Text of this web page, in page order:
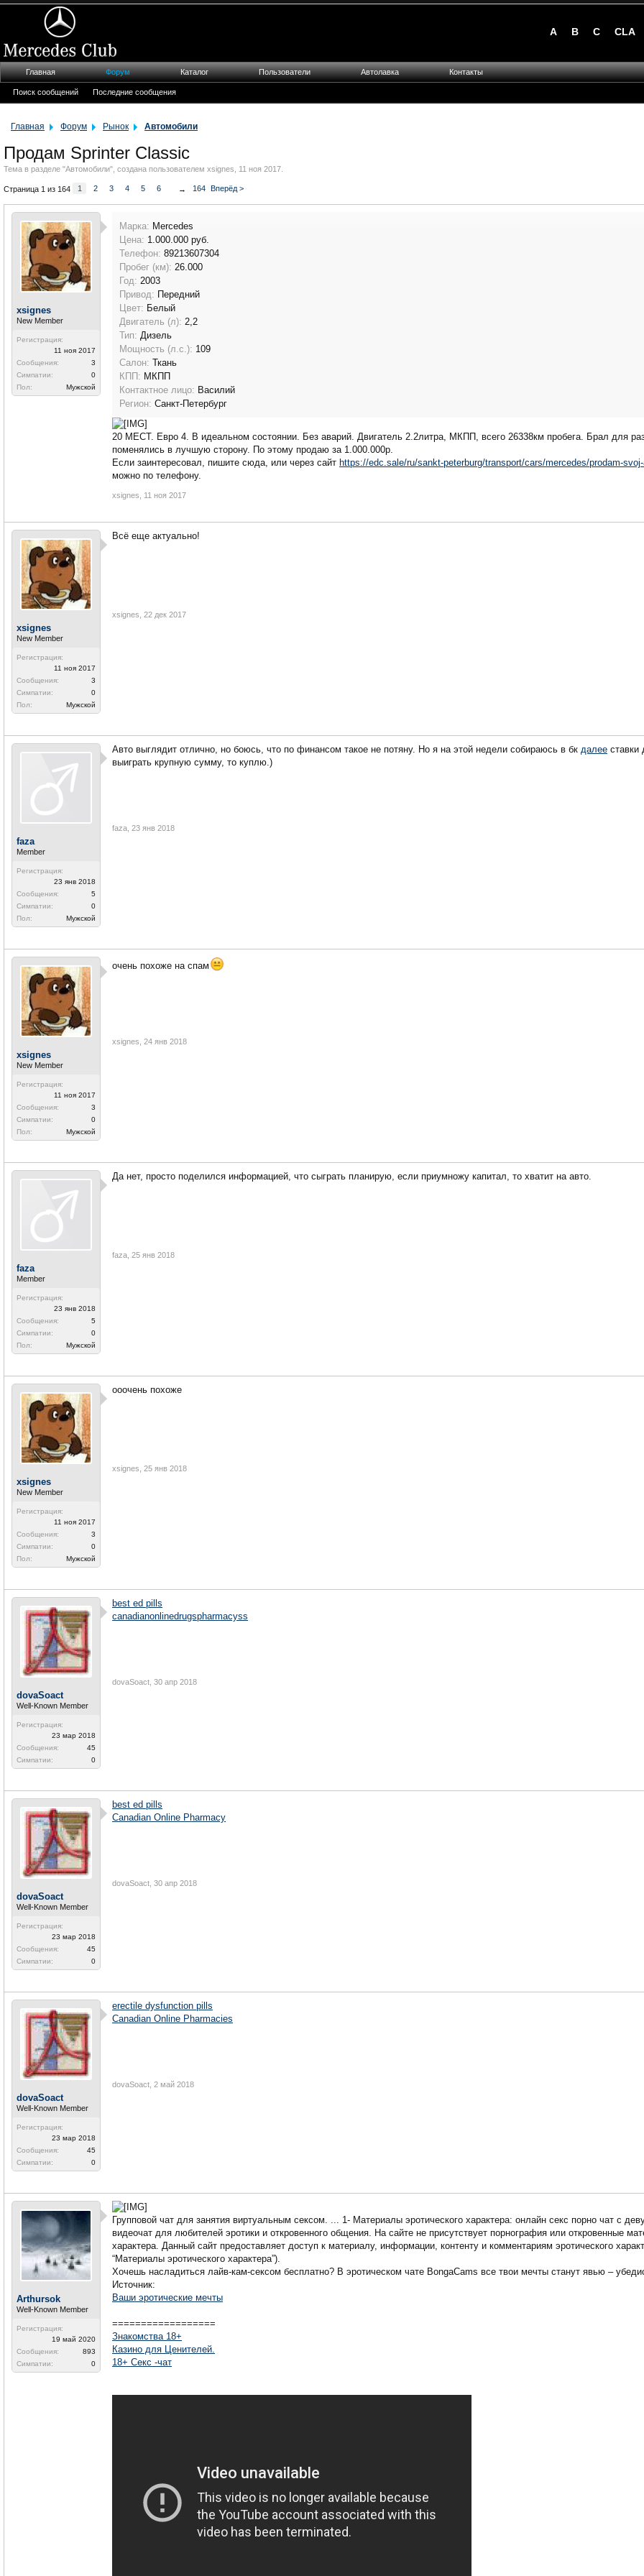
Главная Форум Рынок Автомобили
Продам Sprinter Classic
Тема в разделе "Автомобили", создана пользователем xsignes 11 ноя 2017
Страница 1 из 164 1 2 3 4 5 6 → 164 Вперёд >
xsignes
New Member
Регистрация:
11 ноя 2017
Сообщения:
3
Симпатии:
0
Пол:
Мужской
Марка: Mercedes
Цена: 1.000.000 руб.
Телефон: 89213607304
Пробег (км): 26.000
Год: 2003
Привод: Передний
Цвет: Белый
Двигатель (л): 2,2
Тип: Дизель
Мощность (л.с.): 109
Салон: Ткань
КПП: МКПП
Контактное лицо: Василий
Регион: Санкт-Петербург
20 МЕСТ. Евро 4. В идеальном состоянии. Без аварий. Двигатель 2.2литра, МКПП, всего 26338км пробега. Брал для
поменялись в лучшую сторону. По этому продаю за 1.000.000р.
Если заинтересовал, пишите сюда, или через сайт https://edc.sale/ru/sankt-peterburg/transport/cars/mercedes/prodam-
можно по телефону.
xsignes 11 ноя 2017
xsignes
New Member
Регистрация:
11 ноя 2017
Сообщения:
3
Симпатии:
0
Пол:
Мужской
Всё еще актуально!
xsignes 22 дек 2017
faza
Member
Регистрация:
23 янв 2018
Сообщения:
5
Симпатии:
0
Пол:
Мужской
Авто выглядит отлично, но боюсь, что по финансом такое не потяну. Но я на этой недели собираюсь в бк далее ставки
выиграть крупную сумму, то куплю.)
faza 23 янв 2018
xsignes
New Member
Регистрация:
11 ноя 2017
Сообщения:
3
Симпатии:
0
Пол:
Мужской
очень похоже на спам
xsignes 24 янв 2018
faza
Member
Регистрация:
23 янв 2018
Сообщения:
5
Симпатии:
0
Пол:
Мужской
Да нет, просто поделился информацией, что сыграть планирую, если приумножу капитал, то хватит на авто.
faza 25 янв 2018
xsignes
New Member
Регистрация:
11 ноя 2017
Сообщения:
3
Симпатии:
0
Пол:
Мужской
ооочень похоже
xsignes 25 янв 2018
dovaSoact
Well-Known Member
Регистрация:
23 мар 2018
Сообщения:
45
Симпатии:
0
best ed pills
canadianonlinedrugspharmacyss
dovaSoact 30 апр 2018
dovaSoact
Well-Known Member
Регистрация:
23 мар 2018
Сообщения:
45
Симпатии:
0
best ed pills
Canadian Online Pharmacy
dovaSoact 30 апр 2018
dovaSoact
Well-Known Member
Регистрация:
23 мар 2018
Сообщения:
45
Симпатии:
0
erectile dysfunction pills
Canadian Online Pharmacies
dovaSoact 2 май 2018
Arthursok
Well-Known Member
Регистрация:
19 май 2020
Сообщения:
893
Симпатии:
0
Групповой чат для занятия виртуальным сексом. ... 1- Материалы эротического характера: онлайн секс порно чат с
видеочат для любителей эротики и откровенного общения. На сайте не присутствует порнография или откровенные
характера. Данный сайт предоставляет доступ к материалу, информации, контенту и комментариям эротического
“Материалы эротического характера”).
Хочешь насладиться лайв-кам-сексом бесплатно? В эротическом чате BongaCams все твои мечты станут явью –
Источник:
Ваши эротические мечты
==================
Знакомства 18+
Казино для Ценителей.
18+ Секс -чат
A B C CLA
Главная Форум
Поиск сообщений Последние сообщения
Каталог Пользователи Автолавка Контакты